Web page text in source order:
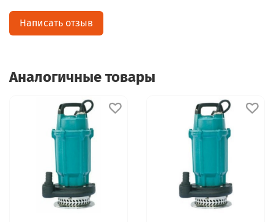
Написать отзыв
Аналогичные товары